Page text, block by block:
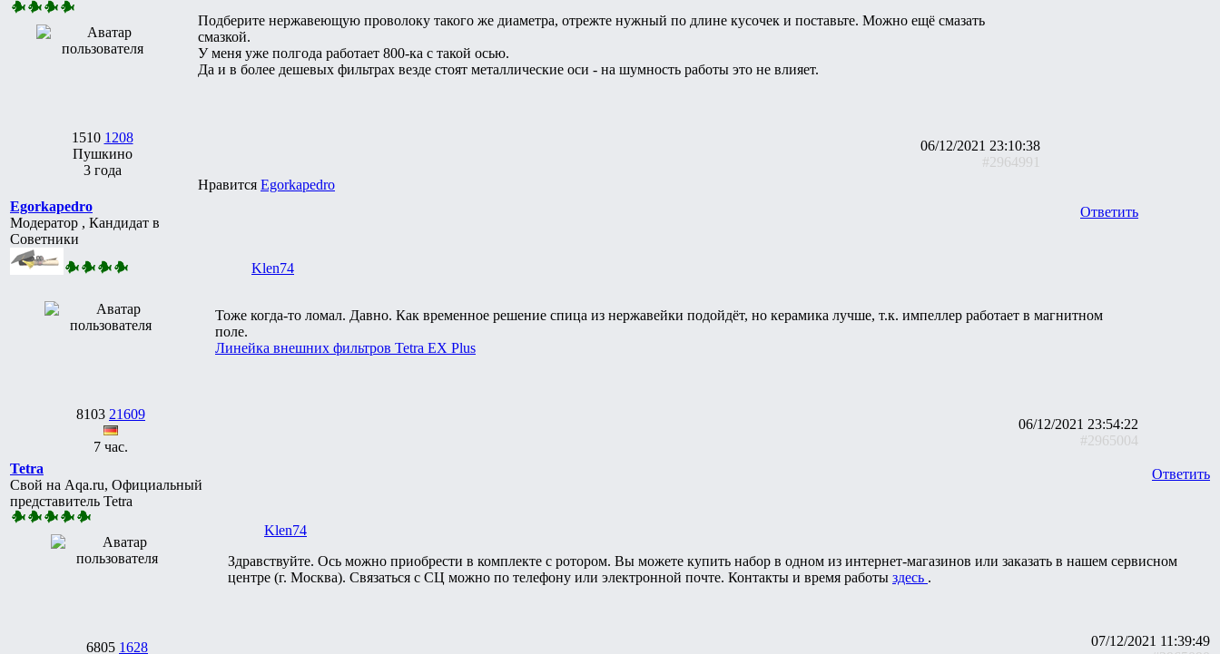
1510 1208
Пушкино
3 года
Подберите нержавеющую проволоку такого же диаметра, отрежте нужный по длине кусочек и поставьте. Можно ещё смазать
смазкой.
У меня уже полгода работает 800-ка с такой осью.
Да и в более дешевых фильтрах везде стоят металлические оси - на шумность работы это не влияет.
06/12/2021 23:10:38
#2964991
Нравится Egorkapedro
Egorkapedro
Модератор , Кандидат в
Советники
8103 21609
7 час.
Ответить
Klen74
Тоже когда-то ломал. Давно. Как временное решение спица из нержавейки подойдёт, но керамика лучше, т.к. импеллер работает в магнитном
поле.
Линейка внешних фильтров Tetra EX Plus
06/12/2021 23:54:22
#2965004
Tetra
Свой на Aqa.ru, Официальный
представитель Tetra
6805 1628
Ответить
Klen74
Здравствуйте. Ось можно приобрести в комплекте с ротором. Вы можете купить набор в одном из интернет-магазинов или заказать в нашем сервисном
центре (г. Москва). Связаться с СЦ можно по телефону или электронной почте. Контакты и время работы здесь .
07/12/2021 11:39:49